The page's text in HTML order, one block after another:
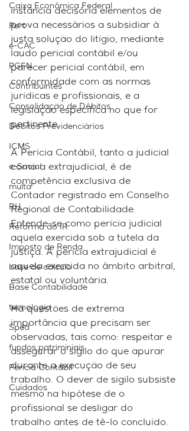
Caixa Econômica Federal
Pert
e-CAC
PGFN
Contribuintes
Consolidação de Débitos
Débitos Previdenciários
ICMS
e-Social
multa
RH
Reforma do IR
Imposto de Renda
base de cálculo
Base Contabilidade
tecnologia
Sped
fundos patriminiais
Perícia Contábil
Cuidados
instância decisória elementos de
prova necessários a subsidiar à
justa solução do litígio, mediante
laudo pericial contábil e/ou
parecer pericial contábil, em
conformidade com as normas
jurídicas e profissionais, e a
legislação específica no que for
pertinente.
A Perícia Contábil, tanto a judicial
como a extrajudicial, é de
competência exclusiva de
Contador registrado em Conselho
Regional de Contabilidade.
Entende-se como perícia judicial
aquela exercida sob a tutela da
justiça. A perícia extrajudicial é
aquela exercida no âmbito arbitral,
estatal ou voluntária.
Há questões de extrema
importância que precisam ser
observadas, tais como: respeitar e
assegurar o sigilo do que apurar
durante a execução de seu
trabalho. O dever de sigilo subsiste
mesmo na hipótese de o
profissional se desligar do
trabalho antes de tê-lo concluído.